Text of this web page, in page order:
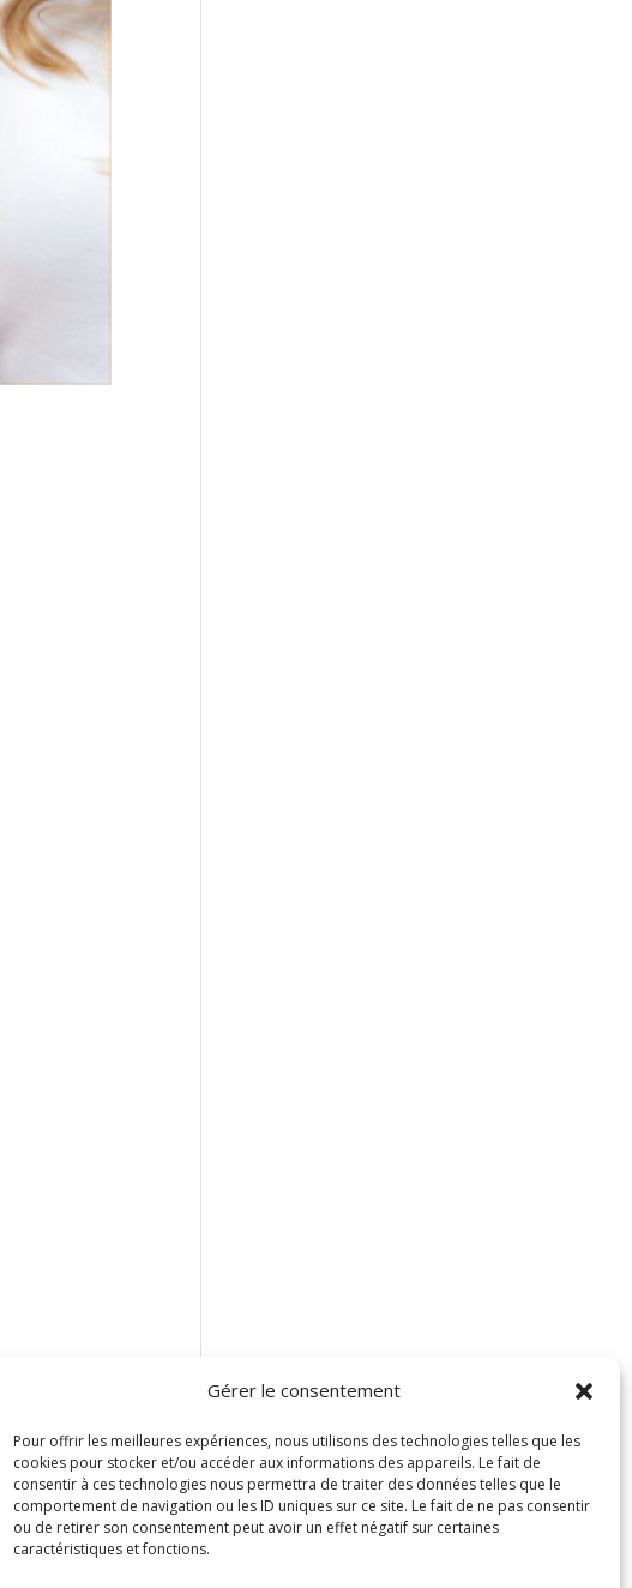
Gérer le consentement
Pour offrir les meilleures expériences, nous utilisons des technologies telles que les
cookies pour stocker et/ou accéder aux informations des appareils. Le fait de
consentir à ces technologies nous permettra de traiter des données telles que le
comportement de navigation ou les ID uniques sur ce site. Le fait de ne pas consentir
ou de retirer son consentement peut avoir un effet négatif sur certaines
caractéristiques et fonctions.